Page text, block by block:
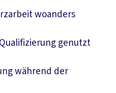
woanders
genutzt
während der